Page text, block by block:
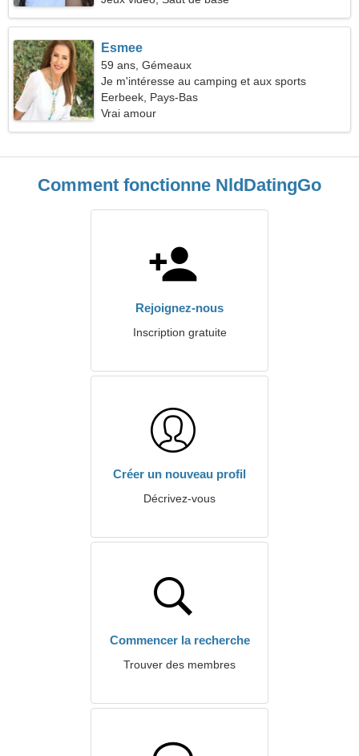
Esmee
59 ans, Gémeaux
Je m'intéresse au camping et aux sports
Eerbeek, Pays-Bas
Vrai amour
Comment fonctionne NldDatingGo
Rejoignez-nous
Inscription gratuite
Créer un nouveau profil
Décrivez-vous
Commencer la recherche
Trouver des membres